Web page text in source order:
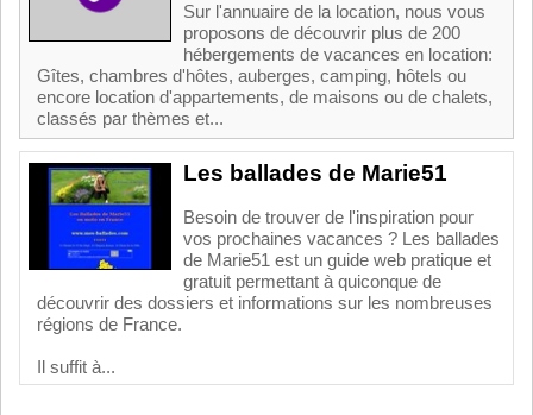
Sur l'annuaire de la location, nous vous
proposons de découvrir plus de 200
hébergements de vacances en location:
Gîtes, chambres d'hôtes, auberges, camping, hôtels ou
encore location d'appartements, de maisons ou de chalets,
classés par thèmes et...
Les ballades de Marie51
Besoin de trouver de l'inspiration pour
vos prochaines vacances ? Les ballades
de Marie51 est un guide web pratique et
gratuit permettant à quiconque de
découvrir des dossiers et informations sur les nombreuses
régions de France.
Il suffit à...